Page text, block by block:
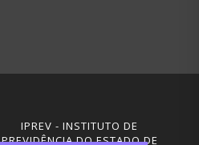
IPREV - INSTITUTO DE
PREVIDÊNCIA DO ESTADO DE